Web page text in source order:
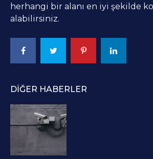
herhangi bir alanı en iyi şekilde
alabilirsiniz.
DIĞER HABERLER